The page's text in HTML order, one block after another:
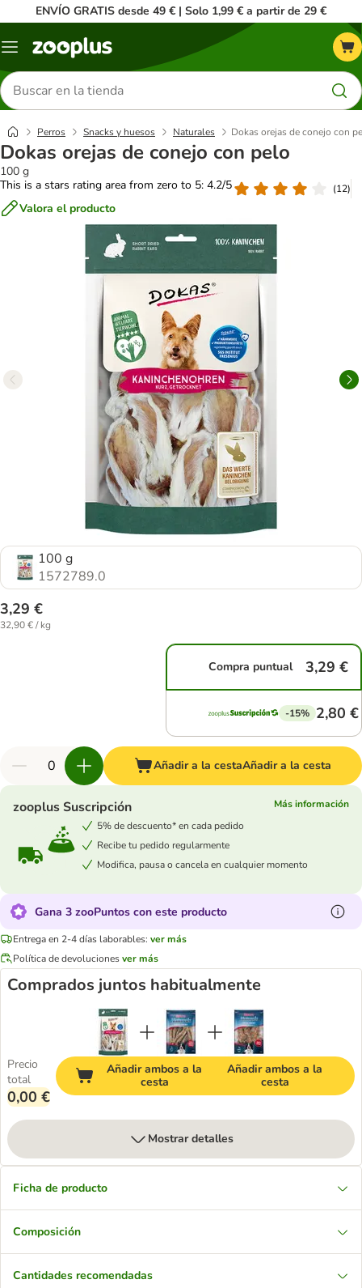
ENVÍO GRATIS desde 49 € | Solo 1,99 € a partir de 29 €
Menú
Buscar
productos
Perros Snacks y huesos Naturales Dokas orejas de conejo con
Dokas orejas de conejo con pelo
100 g
This is a stars rating area from zero to 5: 4.2/5
(12)
Valora el producto
100 g
1572789.0
3,29 €
32,90 € / kg
Compra puntual 3,29 €
-15% 2,80 €
Añadir a la cestaAñadir a la cesta
zooplus Suscripción
Más información
5% de descuento* en cada pedido
Recibe tu pedido regularmente
Modifica, pausa o cancela en cualquier momento
Gana 3 zooPuntos con este producto
Entrega en 2-4 días laborables: ver más
Política de devolucionesver más
Comprados juntos habitualmente
Precio
total
0,00 €
Añadir ambos a la
cesta
Añadir ambos a la
cesta
Mostrar detalles
Ficha de producto
Composición
Cantidades recomendadas